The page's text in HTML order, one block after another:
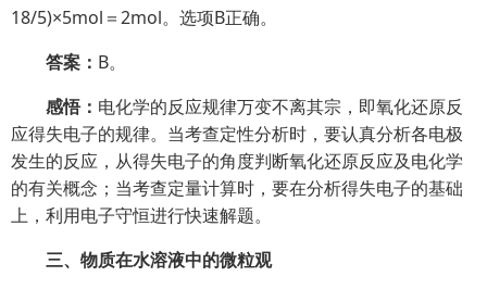
18/5)×5mol＝2mol。选项B正确。
答案： B。
感悟： 电化学的反应规律万变不离其宗，即氧化还原反
应得失电子的规律。当考查定性分析时，要认真分析各电极
发生的反应，从得失电子的角度判断氧化还原反应及电化学
的有关概念；当考查定量计算时，要在分析得失电子的基础
上，利用电子守恒进行快速解题。
三、物质在水溶液中的微粒观